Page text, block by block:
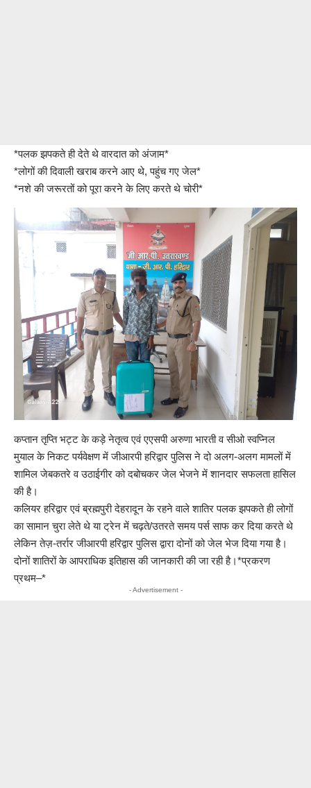
*पलक झपकते ही देते थे वारदात को अंजाम*
*लोगों की दिवाली खराब करने आए थे, पहुंच गए जेल*
*नशे की जरूरतों को पूरा करने के लिए करते थे चोरी*
कप्तान तृप्ति भट्ट के कड़े नेतृत्व एवं एएसपी अरुणा भारती व सीओ स्वप्निल
मुयाल के निकट पर्यवेक्षण में जीआरपी हरिद्वार पुलिस ने दो अलग-अलग मामलों में
शामिल जेबकतरे व उठाईगीर को दबोचकर जेल भेजने में शानदार सफलता हासिल
की है।
कलियर हरिद्वार एवं ब्रह्मपुरी देहरादून के रहने वाले शातिर पलक झपकते ही लोगों
का सामान चुरा लेते थे या ट्रेन में चढ़ते/उतरते समय पर्स साफ कर दिया करते थे
लेकिन तेज़-तर्रार जीआरपी हरिद्वार पुलिस द्वारा दोनों को जेल भेज दिया गया है।
दोनों शातिरों के आपराधिक इतिहास की जानकारी की जा रही है।*प्रकरण
प्रथम–*
- Advertisement -